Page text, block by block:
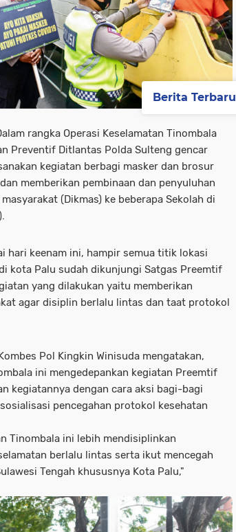
rangka Operasi Keselamatan Tinombala
Preventif Ditlantas Polda Sulteng gencar
kegiatan berbagi masker dan brosur
memberikan pembinaan dan penyuluhan
(Dikmas) ke beberapa Sekolah di
hari keenam ini, hampir semua titik lokasi
kota Palu sudah dikunjungi Satgas Preemtif
yang dilakukan yaitu memberikan
agar disiplin berlalu lintas dan taat protokol
Pol Kingkin Winisuda mengatakan,
ini mengedepankan kegiatan Preemtif
kegiatannya dengan cara aksi bagi-bagi
pencegahan protokol kesehatan
Tinombala ini lebih mendisiplinkan
berlalu lintas serta ikut mencegah
Tengah khususnya Kota Palu,"
Berita Terbaru